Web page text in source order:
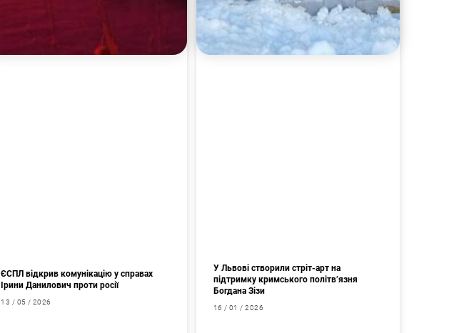
ЄСПЛ відкрив комунікацію у справах
Ірини Данилович проти росії
13 / 05 / 2026
У Львові створили стріт-арт на
підтримку кримського політв’язня
Богдана Зізи
16 / 01 / 2026